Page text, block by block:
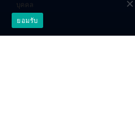
บุคคล
ยอมรับ